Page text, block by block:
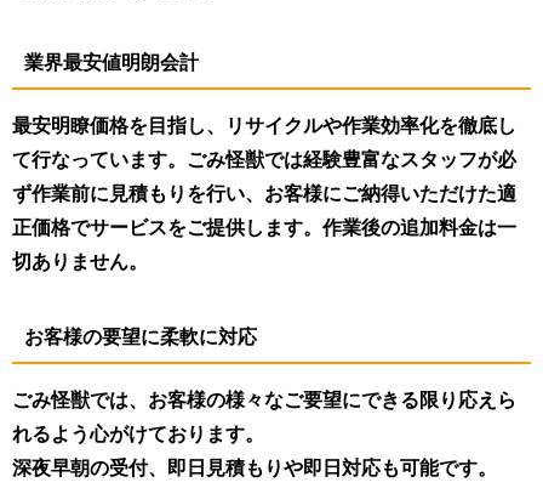
業界最安値明朗会計
最安明瞭価格を目指し、リサイクルや作業効率化を徹底し
て行なっています。ごみ怪獣では経験豊富なスタッフが必
ず作業前に見積もりを行い、お客様にご納得いただけた適
正価格でサービスをご提供します。作業後の追加料金は一
切ありません。
お客様の要望に柔軟に対応
ごみ怪獣では、お客様の様々なご要望にできる限り応えら
れるよう心がけております。
深夜早朝の受付、即日見積もりや即日対応も可能です。